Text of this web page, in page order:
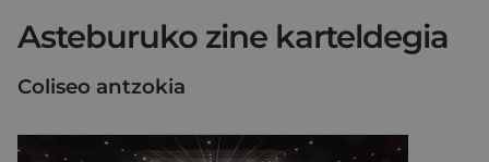
Asteburuko zine karteldegia
Coliseo antzokia